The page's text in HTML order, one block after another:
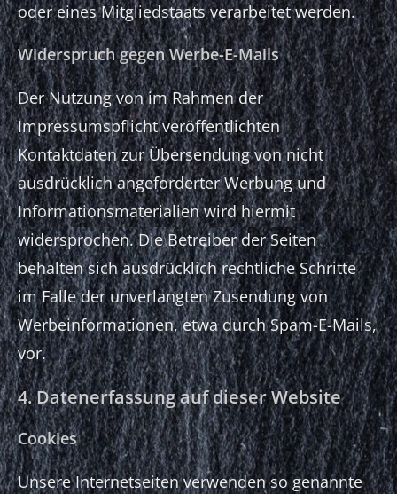
oder eines Mitgliedstaats verarbeitet werden.
Widerspruch gegen Werbe-E-Mails
Der Nutzung von im Rahmen der
Impressumspflicht veröffentlichten
Kontaktdaten zur Übersendung von nicht
ausdrücklich angeforderter Werbung und
Informationsmaterialien wird hiermit
widersprochen. Die Betreiber der Seiten
behalten sich ausdrücklich rechtliche Schritte
im Falle der unverlangten Zusendung von
Werbeinformationen, etwa durch Spam-E-Mails,
vor.
4. Datenerfassung auf dieser Website
Cookies
Unsere Internetseiten verwenden so genannte